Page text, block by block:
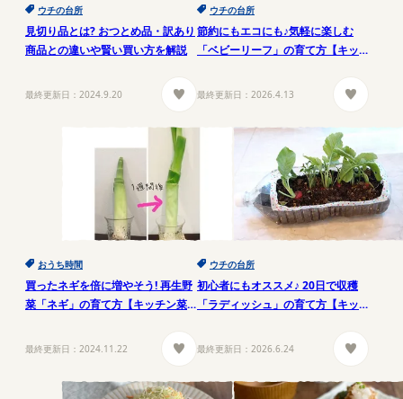
ウチの台所
見切り品とは? おつとめ品・訳あり
商品との違いや賢い買い方を解説
最終更新日： 2024.9.20
ウチの台所
節約にもエコにも♪気軽に楽しむ
「ベビーリーフ」の育て方【キッ
最終更新日： 2026.4.13
おうち時間
買ったネギを倍に増やそう! 再生野
菜「ネギ」の育て方【キッチン菜
最終更新日： 2024.11.22
ウチの台所
初心者にもオススメ♪ 20日で収穫
「ラディッシュ」の育て方【キッ
最終更新日： 2026.6.24